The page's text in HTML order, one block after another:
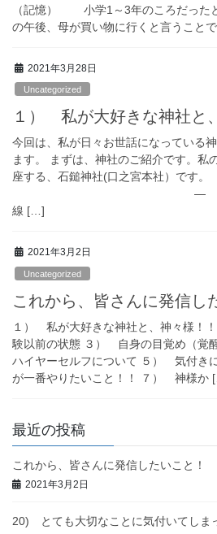
（記憶） 小学1～3年のころだった
の午後、母が買い物に行くと言うこと
2021年3月28日
Uncategorized
１） 私が大好きな神社と
今回は、私が日々お世話になっている
ます。 まずは、神社のご紹介です。私
座する、石鎚神社(口之宮本社）です。
― 朱の大鳥居
線 […]
2021年3月2日
Uncategorized
これから、皆さんに発信し
１） 私が大好きな神社と、神々様！
験以前の状態 ３） 自身の目覚め（覚
ハイヤーセルフについて ５） 気付き
が一番やりたいこと！！ ７） 神様か
最近の投稿
これから、皆さんに発信したいこと！
2021年3月2日
20) とても大切なことに気付いてしま